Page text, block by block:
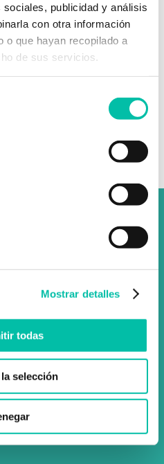
publicidad y análisis
con otra información
o que hayan recopilado a
de sus servicios.
Mostrar detalles
todas
selección
revisa tu bandeja
un enlace para que